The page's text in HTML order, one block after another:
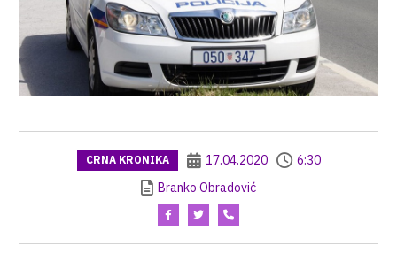
CRNA KRONIKA 17.04.2020
6:30
Branko Obradović